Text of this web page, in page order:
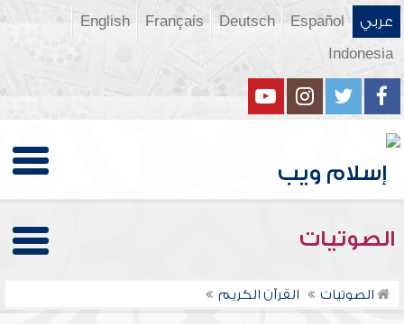
عربي Español
Deutsch
Français
English
Indonesia
الصوتيات
الصوتيات القرآن الكريم